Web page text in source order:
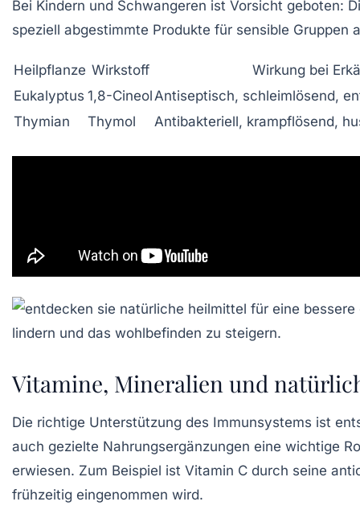
Bei Kindern und Schwangeren ist Vorsicht geboten:
speziell abgestimmte Produkte für sensible Gruppen
Heilpflanze Wirkstoff
Wirkung bei
Eukalyptus 1,8-CineolAntiseptisch, schleimlösend,
Thymian
Thymol Antibakteriell, krampflösend,
Vitamine, Mineralien und
Die richtige Unterstützung des Immunsystems ist
auch gezielte Nahrungsergänzungen eine wichtige
erwiesen. Zum Beispiel ist Vitamin C durch seine
frühzeitig eingenommen wird.